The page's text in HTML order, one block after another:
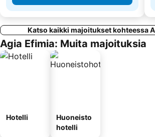
Katso kaikki majoitukset kohteessa
Agia Efimia: Muita majoituksia
Hotelli
Huoneisto
hotelli